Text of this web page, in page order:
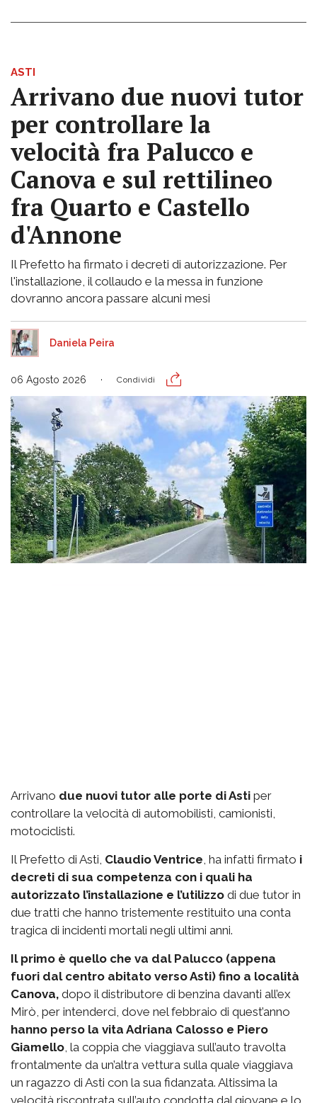
ASTI
Arrivano due nuovi tutor
per controllare la
velocità fra Palucco e
Canova e sul rettilineo
fra Quarto e Castello
d'Annone
Il Prefetto ha firmato i decreti di autorizzazione. Per
l'installazione, il collaudo e la messa in funzione
dovranno ancora passare alcuni mesi
Daniela Peira
06 Agosto 2026 Condividi
Arrivano due nuovi tutor alle porte di Asti per
controllare la velocità di automobilisti, camionisti,
motociclisti.
Il Prefetto di Asti, Claudio Ventrice, ha infatti firmato i
decreti di sua competenza con i quali ha
autorizzato l’installazione e l’utilizzo di due tutor in
due tratti che hanno tristemente restituito una conta
tragica di incidenti mortali negli ultimi anni.
Il primo è quello che va dal Palucco (appena
fuori dal centro abitato verso Asti) fino a località
Canova, dopo il distributore di benzina davanti all’ex
Mirò, per intenderci, dove nel febbraio di quest’anno
hanno perso la vita Adriana Calosso e Piero
Giamello, la coppia che viaggiava sull’auto travolta
frontalmente da un’altra vettura sulla quale viaggiava
un ragazzo di Asti con la sua fidanzata. Altissima la